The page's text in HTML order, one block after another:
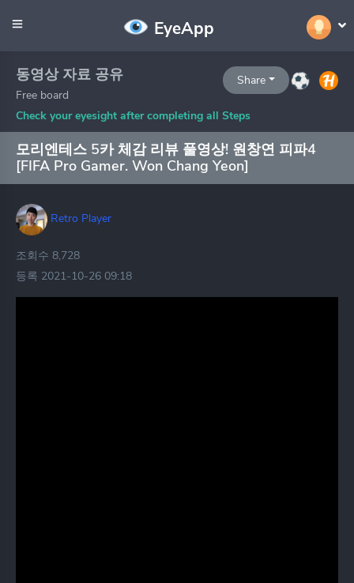
EyeApp
Share
동영상 자료 공유
Free board
Check your eyesight after completing all Steps
모리엔테스 5카 체감 리뷰 풀영상! 원창연 피파4
[FIFA Pro Gamer. Won Chang Yeon]
Retro Player
조회수 8,728
등록 2021-10-26 09:18